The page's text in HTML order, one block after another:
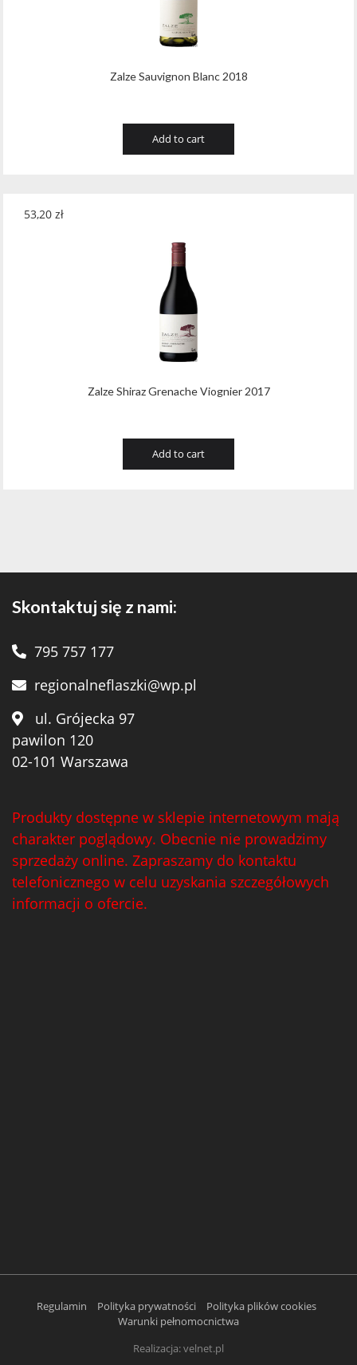
Zalze Sauvignon Blanc 2018
Add to cart
Zalze Shiraz Grenache Viognier 2017
53,20 zł
Add to cart
Skontaktuj się z nami:
795 757 177
regionalneflaszki@wp.pl
ul. Grójecka 97
pawilon 120
02-101 Warszawa
Produkty dostępne w sklepie internetowym mają
charakter poglądowy. Obecnie nie prowadzimy
sprzedaży online. Zapraszamy do kontaktu
telefonicznego w celu uzyskania szczegółowych
informacji o ofercie.
Regulamin Polityka prywatności
Polityka plików cookies
Warunki pełnomocnictwa
Realizacja:velnet.pl